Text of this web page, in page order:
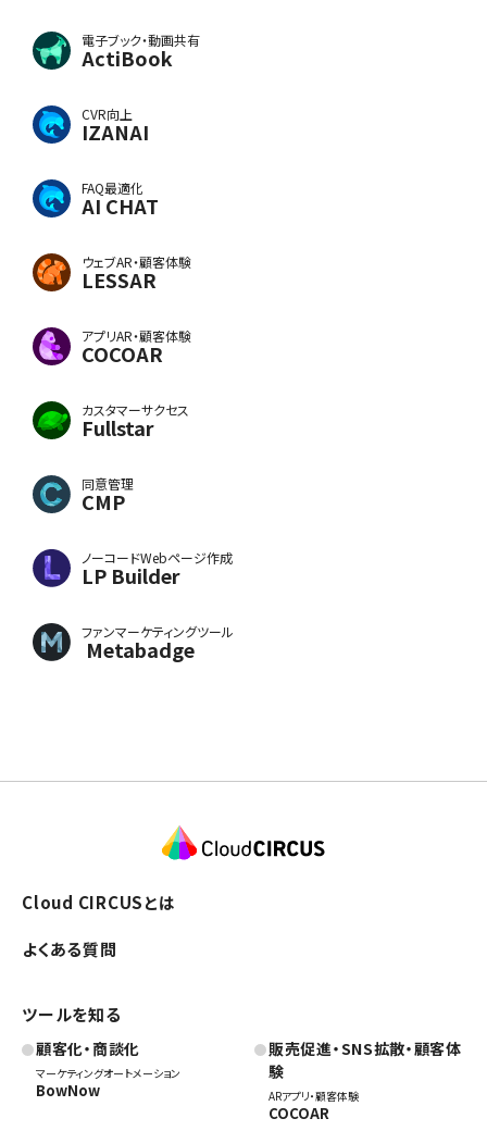
電子ブック・動画共有
ActiBook
CVR向上
IZANAI
FAQ最適化
AI CHAT
ウェブAR・顧客体験
LESSAR
アプリAR・顧客体験
COCOAR
カスタマーサクセス
Fullstar
同意管理
CMP
ノーコードWebページ作成
LP Builder
ファンマーケティングツール
Metabadge
Cloud CIRCUSとは
よくある質問
ツールを知る
顧客化・商談化
マーケティングオートメーション
BowNow
販売促進・SNS拡散・顧客体
験
ARアプリ・顧客体験
COCOAR